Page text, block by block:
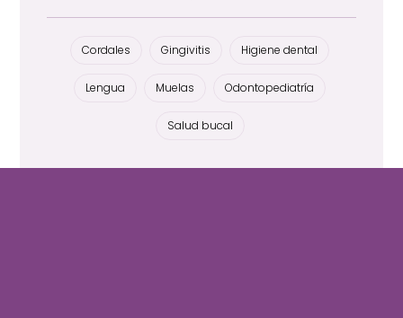
Cordales Gingivitis Higiene dental
Lengua Muelas Odontopediatría
Salud bucal